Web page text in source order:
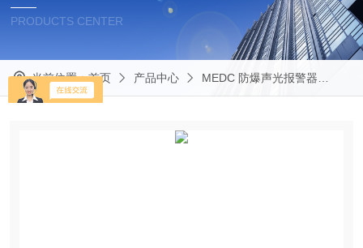
PRODUCTS CENTER
当前位置：首页 产品中心 MEDC 防爆声光报警器